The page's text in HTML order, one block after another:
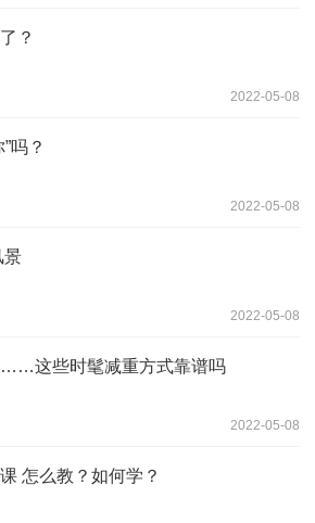
？
2022-05-08
吗？
2022-05-08
景
2022-05-08
这些时髦减重方式靠谱吗
2022-05-08
怎么教？如何学？